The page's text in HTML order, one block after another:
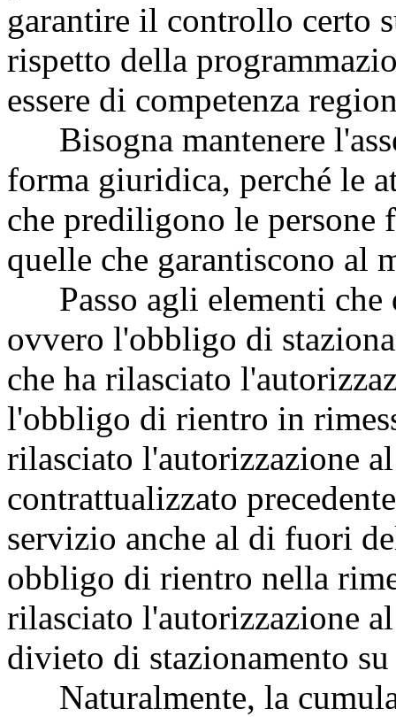
garantire il controllo certo
rispetto della
essere di competenza
Bisogna mantenere
forma giuridica, perché le
che prediligono le persone
quelle che garantiscono al
Passo agli elementi che
ovvero l'obbligo di
che ha rilasciato
l'obbligo di rientro in
rilasciato l'autorizzazione
contrattualizzato
servizio anche al di fuori
obbligo di rientro nella
rilasciato l'autorizzazione
divieto di stazionamento su
Naturalmente, la